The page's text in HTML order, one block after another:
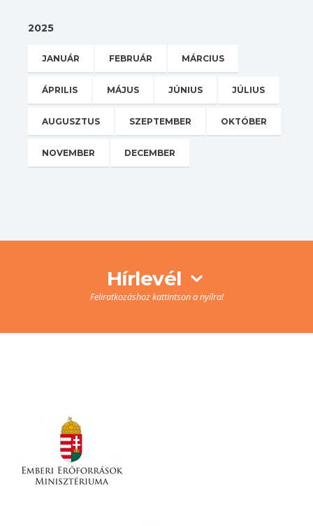
2025
JANUÁR FEBRUÁR MÁRCIUS
ÁPRILIS MÁJUS JÚNIUS JÚLIUS
AUGUSZTUS SZEPTEMBER OKTÓBER
NOVEMBER DECEMBER
Hírlevél
Feliratkozáshoz kattintson a nyílra!